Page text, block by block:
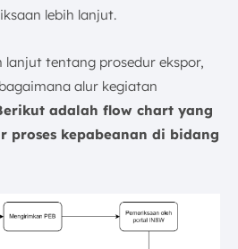
lebih lanjut.
tentang prosedur ekspor,
alur kegiatan
adalah flow chart yang
proses kepabeanan di bidang